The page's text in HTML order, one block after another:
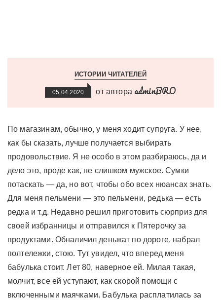
ИСТОРИИ ЧИТАТЕЛЕЙ
05.04.2020 от автора adminBRO
По магазинам, обычно, у меня ходит супруга. У нее,
как бы сказать, лучше получается выбирать
продовольствие. Я не особо в этом разбираюсь, да и
дело это, вроде как, не слишком мужское. Сумки
потаскать — да, но вот, чтобы обо всех нюансах знать.
Для меня пельмени — это пельмени, редька — есть
редка и т.д. Недавно решил приготовить сюрприз для
своей избранницы и отправился к Пятерочку за
продуктами. Обналичил деньжат по дороге, набрал
полтележки, стою. Тут увидел, что вперед меня
бабулька стоит. Лет 80, наверное ей. Милая такая,
молчит, все ей уступают, как скорой помощи с
включенными маячками. Бабулька расплатилась за